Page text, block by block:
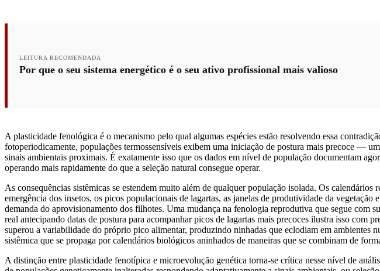
LEITURA RECOMENDADA
Por que o seu sistema energético é o seu ativo profissional mais valioso
A plasticidade fenológica é o mecanismo pelo qual algumas espécies estão resolvendo essa
fotoperiodicamente, populações termossensíveis exibem uma iniciação de postura mais precoce —
sinais ambientais proximais. É exatamente isso que os dados em nível de população documentam
operando mais rapidamente do que a seleção natural consegue operar.
As consequências sistêmicas se estendem muito além de qualquer população isolada. Os
emergência dos insetos, os picos populacionais de lagartas, as janelas de produtividade da
demanda do aprovisionamento dos filhotes. Uma mudança na fenologia reprodutiva que segue com
real antecipando datas de postura para acompanhar picos de lagartas mais precoces ilustra isso
superou a variabilidade do próprio pico alimentar, produzindo ninhadas que eclodiam em
sistêmica que se propaga por calendários biológicos aninhados de maneiras que se combinam de
A distinção entre plasticidade fenotípica e microevolução genética torna-se crítica nesse nível de